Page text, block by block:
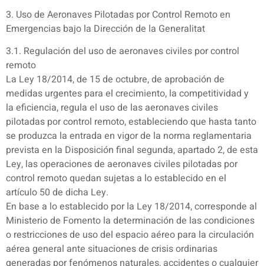
3. Uso de Aeronaves Pilotadas por Control Remoto en
Emergencias bajo la Dirección de la Generalitat
3.1. Regulación del uso de aeronaves civiles por control
remoto
La Ley 18/2014, de 15 de octubre, de aprobación de
medidas urgentes para el crecimiento, la competitividad y
la eficiencia, regula el uso de las aeronaves civiles
pilotadas por control remoto, estableciendo que hasta tanto
se produzca la entrada en vigor de la norma reglamentaria
prevista en la Disposición final segunda, apartado 2, de esta
Ley, las operaciones de aeronaves civiles pilotadas por
control remoto quedan sujetas a lo establecido en el
artículo 50 de dicha Ley.
En base a lo establecido por la Ley 18/2014, corresponde al
Ministerio de Fomento la determinación de las condiciones
o restricciones de uso del espacio aéreo para la circulación
aérea general ante situaciones de crisis ordinarias
generadas por fenómenos naturales, accidentes o cualquier